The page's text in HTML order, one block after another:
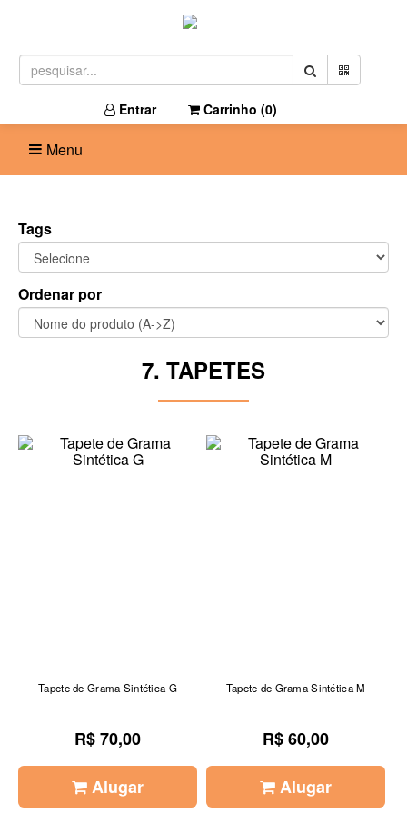
Entrar Carrinho (0)
Menu
Tags
Ordenar por
7. TAPETES
Tapete de Grama Sintética G
R$ 70,00
Alugar
Tapete de Grama Sintética M
R$ 60,00
Alugar